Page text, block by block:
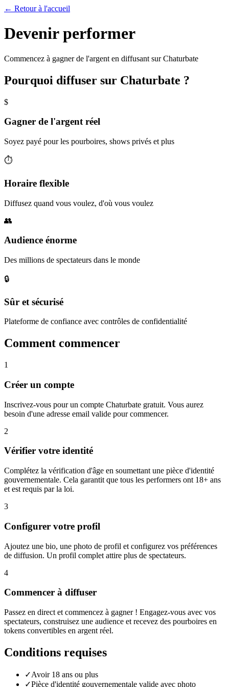
← Retour à l'accueil
Devenir performer
Commencez à gagner de l'argent en diffusant sur Chaturbate
Pourquoi diffuser sur Chaturbate ?
$
Gagner de l'argent réel
Soyez payé pour les pourboires, shows privés et plus
⏱
Horaire flexible
Diffusez quand vous voulez, d'où vous voulez
👥
Audience énorme
Des millions de spectateurs dans le monde
🔒
Sûr et sécurisé
Plateforme de confiance avec contrôles de confidentialité
Comment commencer
1
Créer un compte
Inscrivez-vous pour un compte Chaturbate gratuit. Vous aurez
besoin d'une adresse email valide pour commencer.
2
Vérifier votre identité
Complétez la vérification d'âge en soumettant une pièce d'identité
gouvernementale. Cela garantit que tous les performers ont 18+ ans
et est requis par la loi.
3
Configurer votre profil
Ajoutez une bio, une photo de profil et configurez vos préférences
de diffusion. Un profil complet attire plus de spectateurs.
4
Commencer à diffuser
Passez en direct et commencez à gagner ! Engagez-vous avec vos
spectateurs, construisez une audience et recevez des pourboires en
tokens convertibles en argent réel.
Conditions requises
✓Avoir 18 ans ou plus
✓Pièce d'identité gouvernementale valide avec photo